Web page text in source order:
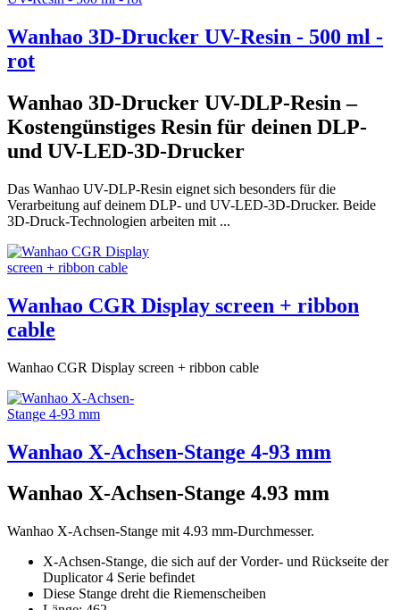
Wanhao 3D-Drucker UV-Resin - 500 ml -
rot
Wanhao 3D-Drucker UV-DLP-Resin –
Kostengünstiges Resin für deinen DLP-
und UV-LED-3D-Drucker
Das Wanhao UV-DLP-Resin eignet sich besonders für die
Verarbeitung auf deinem DLP- und UV-LED-3D-Drucker. Beide
3D-Druck-Technologien arbeiten mit ...
Wanhao CGR Display screen + ribbon
cable
Wanhao CGR Display screen + ribbon cable
Wanhao X-Achsen-Stange 4-93 mm
Wanhao X-Achsen-Stange 4.93 mm
Wanhao X-Achsen-Stange mit 4.93 mm-Durchmesser.
X-Achsen-Stange, die sich auf der Vorder- und Rückseite der
Duplicator 4 Serie befindet
Diese Stange dreht die Riemenscheiben